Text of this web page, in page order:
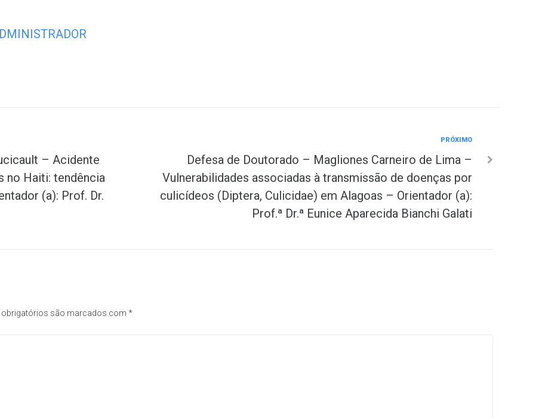
– Acidente
no Haiti: tendência
(a): Prof. Dr.
PRÓXIMO
Defesa de Doutorado – Magliones Carneiro de Lima –
Vulnerabilidades associadas à transmissão de doenças por
culicídeos (Diptera, Culicidae) em Alagoas – Orientador (a):
Prof.ª Dr.ª Eunice Aparecida Bianchi Galati
obrigatórios são marcados com *